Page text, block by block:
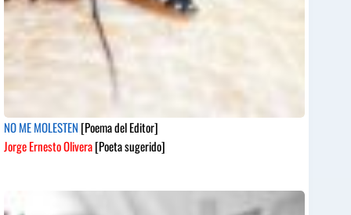
NO ME MOLESTEN [Poema del Editor]
Jorge Ernesto Olivera[Poeta sugerido]